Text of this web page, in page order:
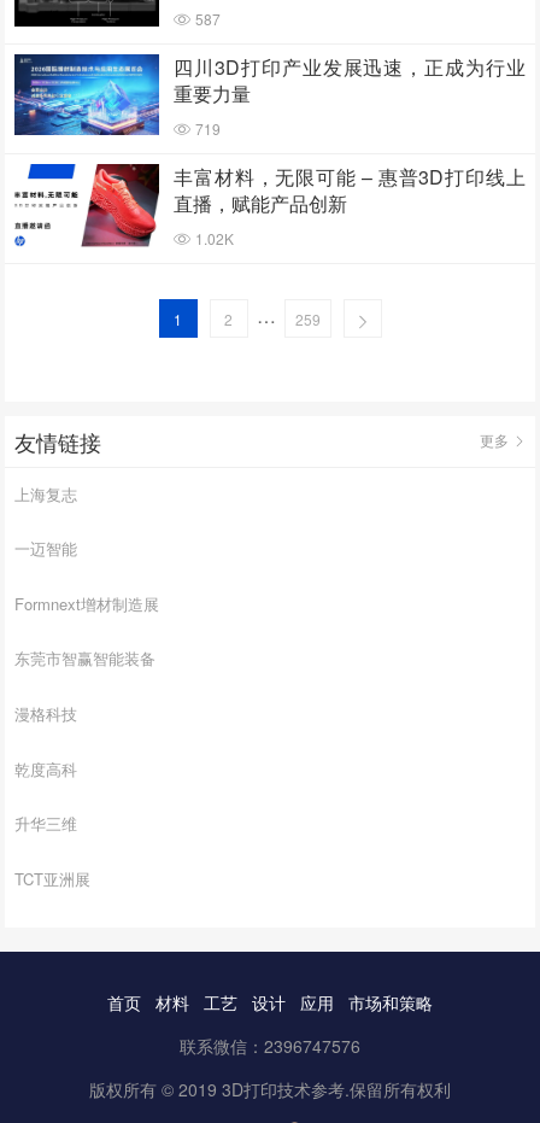
587
四川3D打印产业发展迅速，正成为行业
重要力量
719
丰富材料，无限可能 – 惠普3D打印线上
直播，赋能产品创新
1.02K
1 2 … 259
友情链接 更多
上海复志
一迈智能
Formnext增材制造展
东莞市智赢智能装备
漫格科技
乾度高科
升华三维
TCT亚洲展
首页 材料 工艺 设计 应用
市场和策略
联系微信：2396747576
版权所有 © 2019 3D打印技术参考.保留所有权利